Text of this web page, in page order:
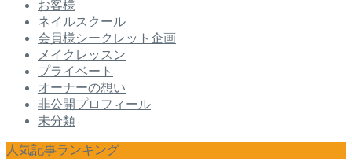
お客様
ネイルスクール
会員様シークレット企画
メイクレッスン
プライベート
オーナーの想い
非公開プロフィール
未分類
人気記事ランキング